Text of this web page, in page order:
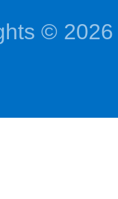
© 2026